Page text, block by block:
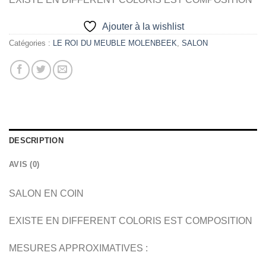
Ajouter à la wishlist
Catégories : LE ROI DU MEUBLE MOLENBEEK, SALON
DESCRIPTION
AVIS (0)
SALON EN COIN
EXISTE EN DIFFERENT COLORIS EST COMPOSITION
MESURES APPROXIMATIVES :